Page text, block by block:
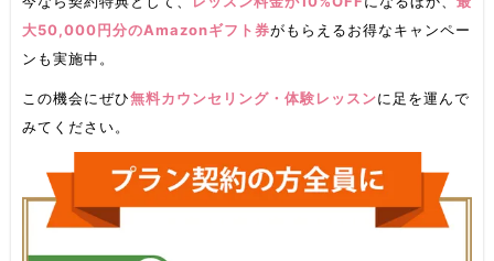
大50,000円分のAmazonギフト券がもらえるお得なキャンペー
ンも実施中。
この機会にぜひ無料カウンセリング・体験レッスンに足を運んで
みてください。